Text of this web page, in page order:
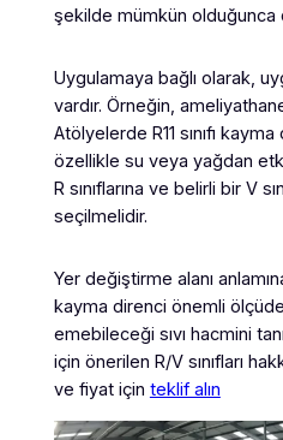
şekilde mümkün olduğunca
Uygulamaya bağlı olarak,
vardır. Örneğin,
Atölyelerde R11 sınıfı
özellikle su veya yağdan
R sınıflarına ve belirli bir V
seçilmelidir.
Yer değiştirme alanı
kayma direnci önemli
emebileceği sıvı hacmini
için önerilen R/V sınıfları
ve fiyat için teklif alın